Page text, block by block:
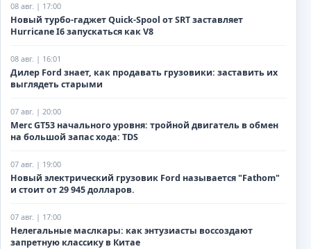
08 авг. | 17:00
Новый турбо-гаджет Quick-Spool от SRT заставляет
Hurricane I6 запускаться как V8
08 авг. | 16:01
Дилер Ford знает, как продавать грузовики: заставить их
выглядеть старыми
07 авг. | 20:00
Merc GT53 начального уровня: тройной двигатель в обмен
на большой запас хода: TDS
07 авг. | 19:00
Новый электрический грузовик Ford называется "Fathom"
и стоит от 29 945 долларов.
07 авг. | 17:00
Нелегальные маслкары: как энтузиасты воссоздают
запретную классику в Китае